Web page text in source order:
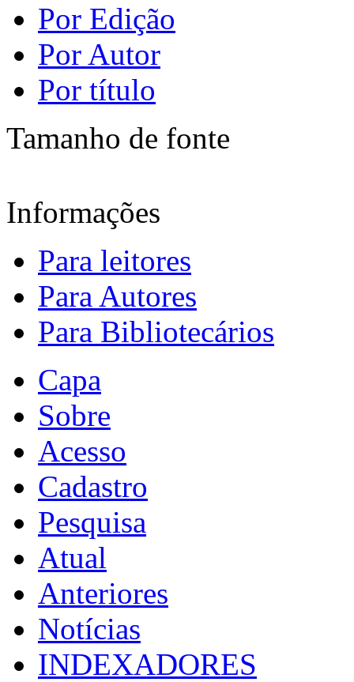
Por Edição
Por Autor
Por título
Tamanho de fonte
Informações
Para leitores
Para Autores
Para Bibliotecários
Capa
Sobre
Acesso
Cadastro
Pesquisa
Atual
Anteriores
Notícias
INDEXADORES